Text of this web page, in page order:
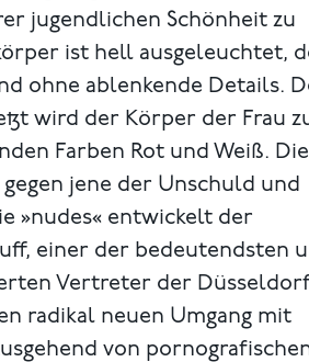
jugendlichen Schönheit zu
ist hell ausgeleuchtet,
ohne ablenkende Details.
wird der Körper der Frau
Farben Rot und Weiß. Die
jene der Unschuld und
»nudes« entwickelt der
einer der bedeutendsten
Vertreter der
radikal neuen Umgang mit
von